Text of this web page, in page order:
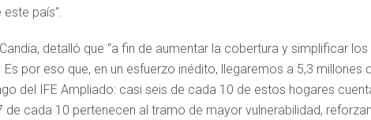
país”.
detalló que “a fin de aumentar la cobertura y simplificar los
por eso que, en un esfuerzo inédito, llegaremos a 5,3 millones
del IFE Ampliado: casi seis de cada 10 de estos hogares
de cada 10 pertenecen al tramo de mayor vulnerabilidad,